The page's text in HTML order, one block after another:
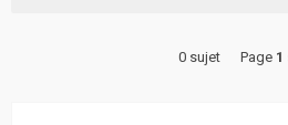
0 sujet Page 1